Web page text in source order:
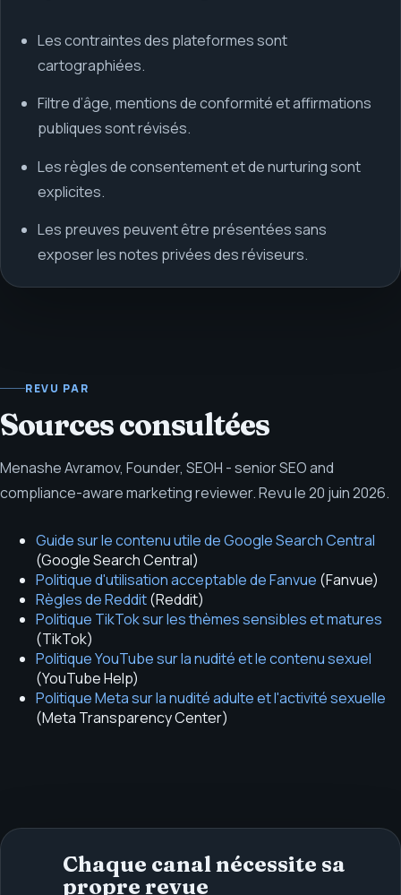
Les contraintes des plateformes sont
cartographiées.
Filtre d’âge, mentions de conformité et affirmations
publiques sont révisés.
Les règles de consentement et de nurturing sont
explicites.
Les preuves peuvent être présentées sans
exposer les notes privées des réviseurs.
REVU PAR
Sources consultées
Menashe Avramov, Founder, SEOH - senior SEO and
compliance-aware marketing reviewer.Revu le20 juin 2026.
Guide sur le contenu utile de Google Search Central
(Google Search Central)
Politique d'utilisation acceptable de Fanvue (Fanvue)
Règles de Reddit(Reddit)
Politique TikTok sur les thèmes sensibles et matures
(TikTok)
Politique YouTube sur la nudité et le contenu sexuel
(YouTube Help)
Politique Meta sur la nudité adulte et l'activité sexuelle
(Meta Transparency Center)
Chaque canal nécessite sa
propre revue